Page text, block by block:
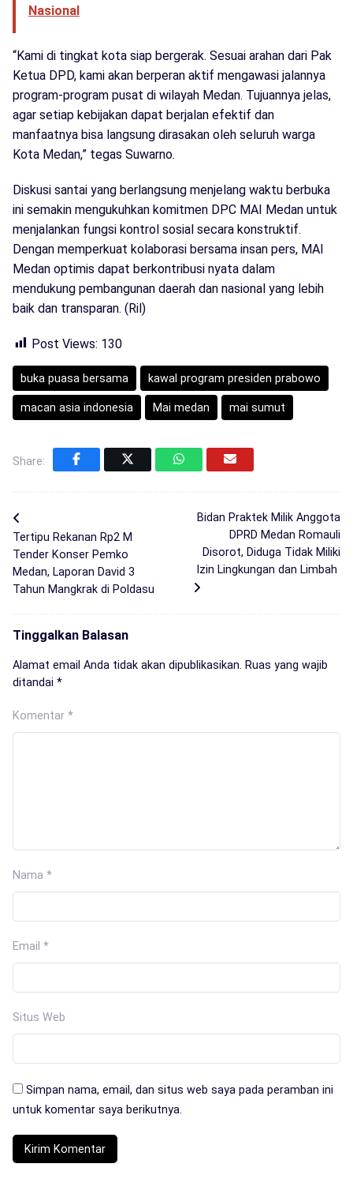
Nasional
“Kami di tingkat kota siap bergerak. Sesuai arahan dari Pak
Ketua DPD, kami akan berperan aktif mengawasi jalannya
program-program pusat di wilayah Medan. Tujuannya jelas,
agar setiap kebijakan dapat berjalan efektif dan
manfaatnya bisa langsung dirasakan oleh seluruh warga
Kota Medan,” tegas Suwarno.
Diskusi santai yang berlangsung menjelang waktu berbuka
ini semakin mengukuhkan komitmen DPC MAI Medan untuk
menjalankan fungsi kontrol sosial secara konstruktif.
Dengan memperkuat kolaborasi bersama insan pers, MAI
Medan optimis dapat berkontribusi nyata dalam
mendukung pembangunan daerah dan nasional yang lebih
baik dan transparan. (Ril)
Post Views: 130
buka puasa bersama kawal program presiden prabowo
macan asia indonesia Mai medan mai sumut
Share:
Tertipu Rekanan Rp2 M
Tender Konser Pemko
Medan, Laporan David 3
Tahun Mangkrak di Poldasu
Bidan Praktek Milik Anggota
DPRD Medan Romauli
Disorot, Diduga Tidak Miliki
Izin Lingkungan dan Limbah
Tinggalkan Balasan
Alamat email Anda tidak akan dipublikasikan.
Ruas yang wajib
ditandai *
Komentar *
Nama *
Email *
Situs Web
Simpan nama, email, dan situs web saya pada peramban ini
untuk komentar saya berikutnya.